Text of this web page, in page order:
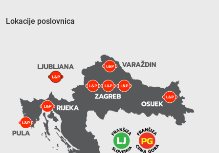
Lokacije poslovnica